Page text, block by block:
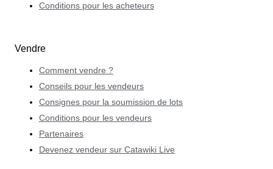
Conditions pour les acheteurs
Vendre
Comment vendre ?
Conseils pour les vendeurs
Consignes pour la soumission de lots
Conditions pour les vendeurs
Partenaires
Devenez vendeur sur Catawiki Live